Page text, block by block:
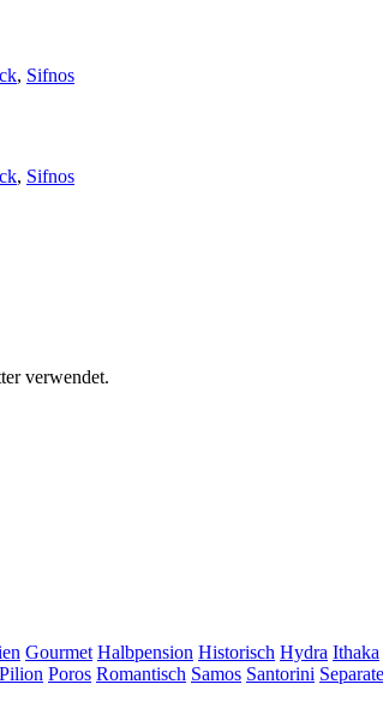
, Sifnos
, Sifnos
verwendet.
Gourmet Halbpension Historisch Hydra Ithaka
Pilion Poros Romantisch Samos Santorini